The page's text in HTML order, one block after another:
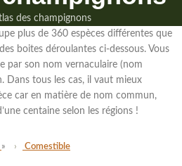
des champignons
plus de 360 espèces différentes que
boites déroulantes ci-dessous. Vous
par son nom vernaculaire (nom
. Dans tous les cas, il vaut mieux
car en matière de nom commun,
centaine selon les régions !
Comestible